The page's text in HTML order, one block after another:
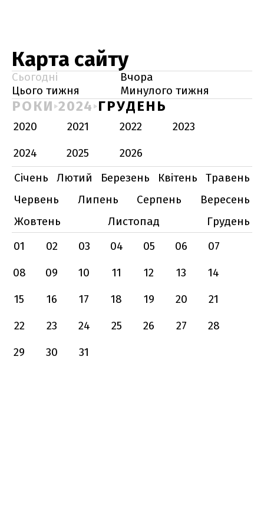
Карта сайту
Сьогодні
Вчора
Цього тижня
Минулого тижня
РОКИ 2024 ГРУДЕНЬ
2020 2021 2022
2023
2024
2025
2026
Січень
Лютий Березень Квітень
Травень
Червень
Липень Серпень
Вересень
Жовтень
Листопад
Грудень
01
02 03 04 05 06
07
08
09 10 11 12 13
14
15
16 17 18 19 20
21
22
23 24 25 26 27
28
29
30 31